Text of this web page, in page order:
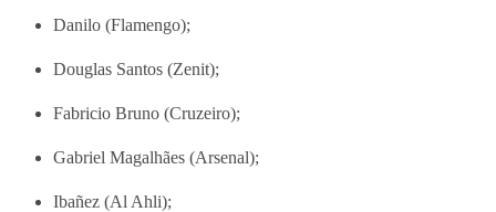
Danilo (Flamengo);
Douglas Santos (Zenit);
Fabricio Bruno (Cruzeiro);
Gabriel Magalhães (Arsenal);
Ibañez (Al Ahli);